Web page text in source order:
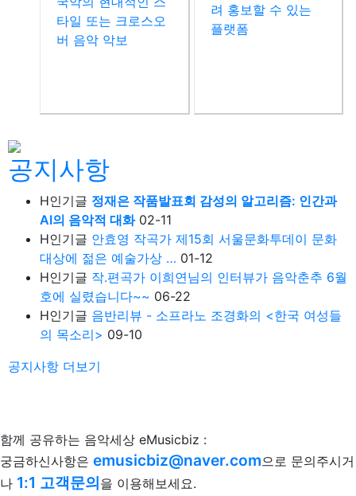
타일 또는 크로스오
버 음악 악보
려 홍보할 수 있는
플랫폼
공지사항
H인기글 정재은 작품발표회 감성의 알고리즘: 인간과
AI의 음악적 대화 02-11
H인기글 안효영 작곡가 제15회 서울문화투데이 문화
대상에 젊은 예술가상 … 01-12
H인기글 작.편곡가 이희연님의 인터뷰가 음악춘추 6월
호에 실렸습니다~~ 06-22
H인기글 음반리뷰 - 소프라노 조경화의 <한국 여성들
의 목소리> 09-10
공지사항 더보기
함께 공유하는 음악세상 eMusicbiz :
궁금하신사항은 emusicbiz@naver.com으로 문의주시거
나 1:1 고객문의을 이용해보세요.